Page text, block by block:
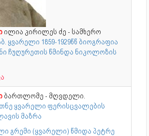
ილია კირილეს ძე - სამხერო
ყვარელი 1859-1929წწ ბიოგრაფია
ჩუღურეთის წმინდა ნიკოლოზის
ბართლომე - მღვდელი.
ყვარელი ფერისცვალების
მაზრა
გრემი (ყვარელი) წმიდა პეტრე